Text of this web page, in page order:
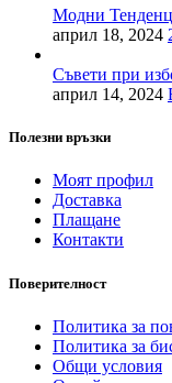
Модни
април 18, 2024
Съвети при
април 14, 2024
Полезни връзки
Моят профил
Доставка
Плащане
Контакти
Поверителност
Политика за
Политика за
Общи условия